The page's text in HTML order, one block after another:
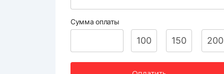
Сумма оплаты
100 150 200